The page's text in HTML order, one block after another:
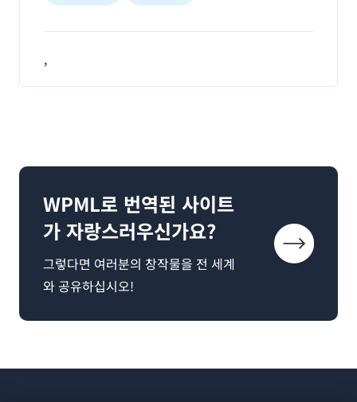
,
WPML로 번역된 사이트
가 자랑스러우신가요?
그렇다면 여러분의 창작물을 전 세계
와 공유하십시오!